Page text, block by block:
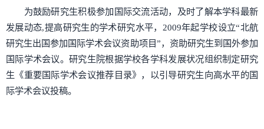
为鼓励研究生积极参加国际交流活动，及时了解本学科最新
发展动态,提高研究生的学术研究水平，2009年起学校设立“北航
研究生出国参加国际学术会议资助项目”，资助研究生到国外参加
国际学术会议。研究生院根据学校各学科发展状况组织制定研究
生《重要国际学术会议推荐目录》，以引导研究生向高水平的国
际学术会议投稿。